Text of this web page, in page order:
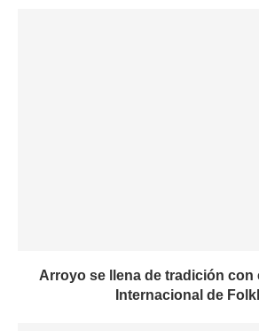
Arroyo se llena de tradición con
Internacional de